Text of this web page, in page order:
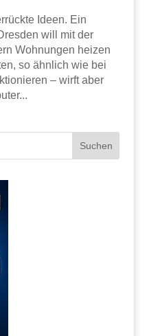
Ideen. Ein
will mit der
Wohnungen heizen
so ähnlich wie bei
– wirft aber